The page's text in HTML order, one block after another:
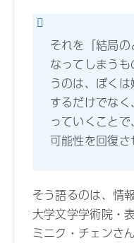
それを「結局
なってしまう
うのは、ぼく
するだけでな
っていくこと
可能性を回復さ
そう語るのは、情
大学文学学術院・
ミニク・チェンさん